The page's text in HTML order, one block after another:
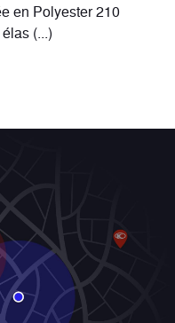
en Polyester 210
(...)